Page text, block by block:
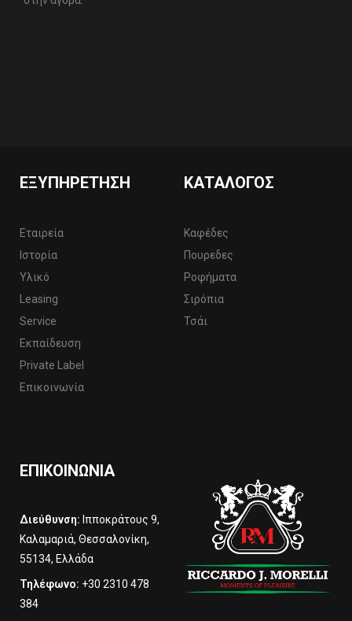
ΕΞΥΠΗΡΈΤΗΣΗ
Εταιρεία
Ιστορία
Υλικό
Leasing
Service
Εκπαίδευση
Private Label
Επικοινωνία
ΚΑΤΆΛΟΓΟΣ
Καφέδες
Πουρεδες
Ροφήματα
Σιρόπια
Τσάι
ΕΠΙΚΟΙΝΩΝΊΑ
Διεύθυνση: Ιπποκράτους 9,
Καλαμαριά, Θεσσαλονίκη,
55134, Ελλάδα
Τηλέφωνο: +30 2310 478
384‬